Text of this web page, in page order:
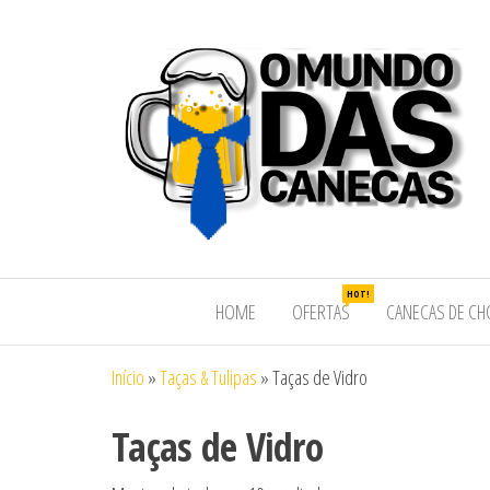
HOME OFERTAS
HOT!
CANECAS DE
Início »Taças & Tulipas »Taças de Vidro
Taças de Vidro